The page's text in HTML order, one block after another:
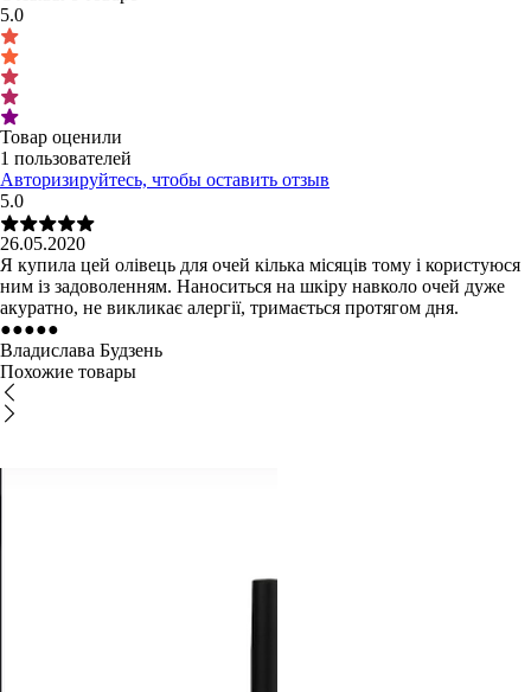
5.0
Товар оценили
1 пользователей
Авторизируйтесь, чтобы оставить отзыв
5.0
26.05.2020
Я купила цей олівець для очей кілька місяців тому і користуюся
ним із задоволенням. Наноситься на шкіру навколо очей дуже
акуратно, не викликає алергії, тримається протягом дня.
●●●●●
Владислава Будзень
Похожие товары